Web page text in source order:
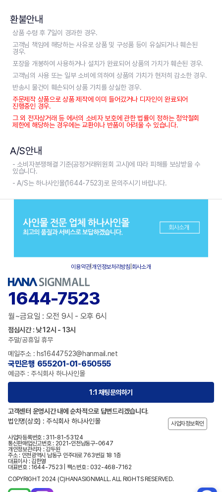
환불안내
상품 수령 후 7일이 경과한 경우.
고객님 책임에 해당하는 사유로 상품 및 구성품 등이 유실되거나 훼손된
경우.
포장을 개봉하여 사용하거나 설치가 완료되어 상품의 가치가 훼손된 경우.
고객님의 사용 또는 일부 소비에 의하여 상품의 가치가 현저히 감소한 경우.
반송시 물건이 훼손되어 상품 가치를 상실한 경우.
주문제작 상품으로 상품 제작에 이미 들어갔거나 디자인이 완료되어
진행중인 경우.
그 외 전자상거래 등 에서의 소비자 보호에 관한 법률이 정하는 청약철회
제한에 해당하는 경우에는 교환이나 반품이 어려울 수 있습니다.
A/S안내
- 소비자분쟁해결 기준(공정거래위원회 고시)에 따라 피해를 보상받을 수
있습니다.
- A/S는 하나사인몰(1644-7523)로 문의주시기 바랍니다.
이용약관|개인정보처리방침 회사소개
1644-7523
월~금요일 : 오전 9시 - 오후 6시
점심시간 : 낮 12시 - 13시
주말/공휴일 휴무
메일주소 : hs16447523@hanmail.net
국민은행 655201-01-650555
예금주 : 주식회사 하나사인몰
1:1 채팅문의하기
고객센터 운영시간 내에 순차적으로 답변드리겠습니다.
법인명(상호) : 주식회사 하나사인몰
사업자정보확인
사업자등록번호 : 311-81-53124
통신판매업신고번호 : 2021-인천남동구-0647
개인정보관리자 : 강두원
주소 : 인천광역시 남동구 인주대로 763번길 18 1층
대표이사 : 김한열
대표번호 : 1644-7523 | 팩스번호 : 032-468-7162
COPYRIGHT 2024 (C)HANASIGNMALL. ALL RIGHTS RESERVED.